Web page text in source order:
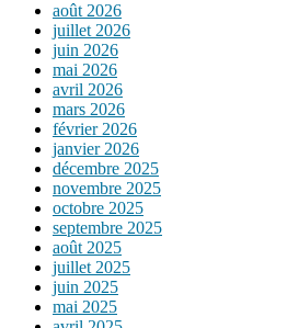
août 2026
juillet 2026
juin 2026
mai 2026
avril 2026
mars 2026
février 2026
janvier 2026
décembre 2025
novembre 2025
octobre 2025
septembre 2025
août 2025
juillet 2025
juin 2025
mai 2025